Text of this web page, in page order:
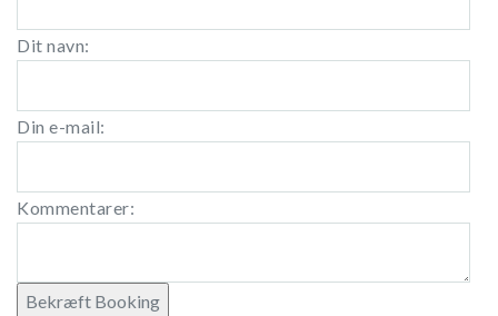
Dit navn:
Din e-mail:
Kommentarer: